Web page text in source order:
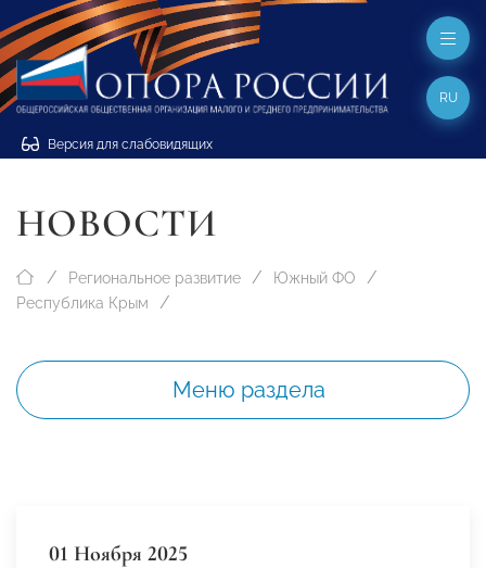
Версия для слабовидящих
RU
НОВОСТИ
Региональное развитие
Южный ФО
Республика Крым
Меню раздела
01 Ноября 2025